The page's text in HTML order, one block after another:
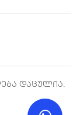
Დაცულია.